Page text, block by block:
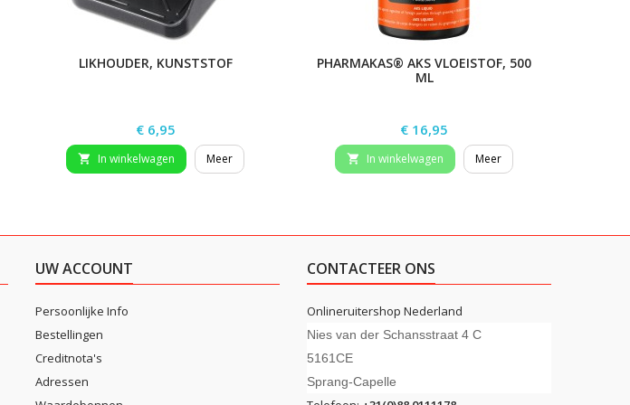
LIKHOUDER, KUNSTSTOF
Prijs
€ 6,95
 In winkelwagen Meer
PHARMAKAS® AKS VLOEISTOF, 500
ML
Prijs
€ 16,95
 In winkelwagen Meer
UW ACCOUNT
Persoonlijke Info
Bestellingen
Creditnota's
Adressen
CONTACTEER ONS
Onlineruitershop Nederland
Nies van der Schansstraat 4 C
5161CE
Sprang-Capelle